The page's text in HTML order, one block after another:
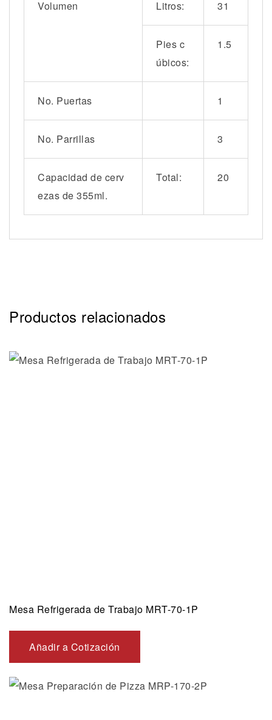
Volumen Litros: 31
Pies c
úbicos:
1.5
No. Puertas 1
No. Parrillas 3
Capacidad de cerv
ezas de 355ml.
Total: 20
Productos relacionados
Mesa Refrigerada de Trabajo MRT-70-1P
Añadir a Cotización